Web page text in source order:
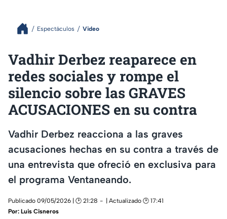
Espectáculos Video
Vadhir Derbez reaparece en
redes sociales y rompe el
silencio sobre las GRAVES
ACUSACIONES en su contra
Vadhir Derbez reacciona a las graves
acusaciones hechas en su contra a través de
una entrevista que ofreció en exclusiva para
el programa Ventaneando.
Publicado 09/05/2026 | 🕑 21:28
| Actualizado 🕑 17:41
Por: Luis Cisneros